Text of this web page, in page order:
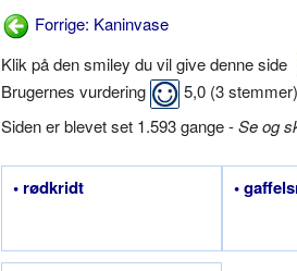
Forrige: Kaninvase
Klik på den smiley du vil give denne side
Brugernes vurdering
5,0 (3stemmer)
Siden er blevet set 1.593 gange -Se og
• rødkridt •